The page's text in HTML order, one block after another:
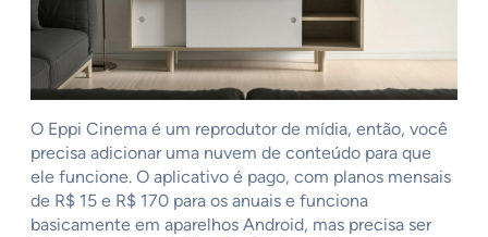
O Eppi Cinema é um reprodutor de mídia, então, você
precisa adicionar uma nuvem de conteúdo para que
ele funcione. O aplicativo é pago, com planos mensais
de R$ 15 e R$ 170 para os anuais e funciona
basicamente em aparelhos Android, mas precisa ser